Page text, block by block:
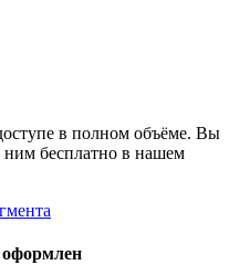
в полном объёме. Вы
ним бесплатно в нашем
оформлен